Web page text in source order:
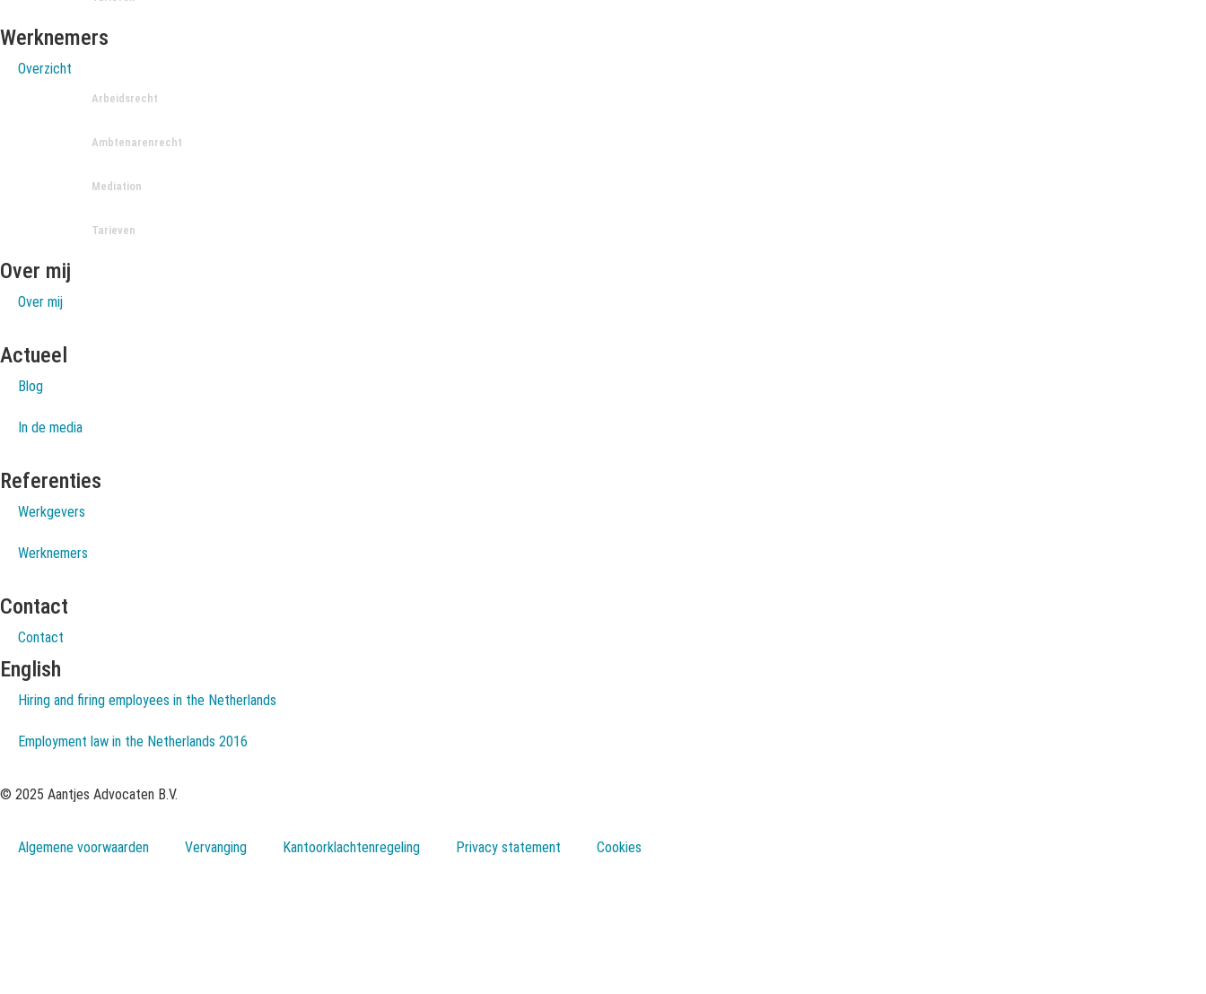
Werknemers
Overzicht
Arbeidsrecht
Ambtenarenrecht
Mediation
Tarieven
Over mij
Over mij
Actueel
Blog
In de media
Referenties
Werkgevers
Werknemers
Contact
Contact
English
Hiring and firing employees in the Netherlands
Employment law in the Netherlands 2016
© 2025 Aantjes Advocaten B.V.
Algemene voorwaarden Vervanging Kantoorklachtenregeling Privacy statement Cookies